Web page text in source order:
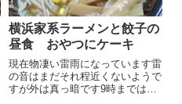
横浜家系ラーメンと餃子の
昼食 おやつにケーキ
現在物凄い雷雨になっています雷
の音はまだそれ程近くないようで
すが外は真っ暗です9時までは豪